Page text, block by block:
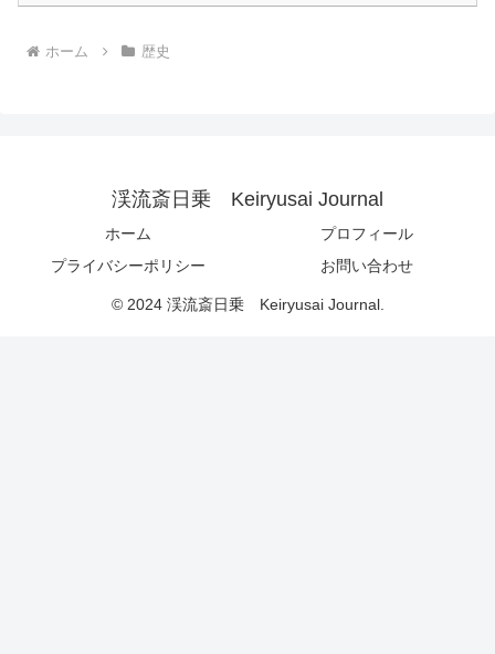
ホーム 歴史
渓流斎日乗 Keiryusai Journal
ホーム
プロフィール
プライバシーポリシー
お問い合わせ
© 2024 渓流斎日乗 Keiryusai Journal.